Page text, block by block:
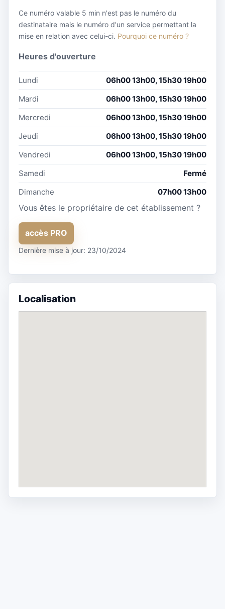
Ce numéro valable 5 min n'est pas le numéro du
destinataire mais le numéro d'un service permettant la
mise en relation avec celui-ci. Pourquoi ce numéro ?
Heures d'ouverture
Lundi
06h00 13h00, 15h30 19h00
Mardi
06h00 13h00, 15h30 19h00
Mercredi
06h00 13h00, 15h30 19h00
Jeudi
06h00 13h00, 15h30 19h00
Vendredi
06h00 13h00, 15h30 19h00
Samedi
Fermé
Dimanche
07h00 13h00
Vous êtes le propriétaire de cet établissement ?
accès PRO
Dernière mise à jour: 23/10/2024
Localisation